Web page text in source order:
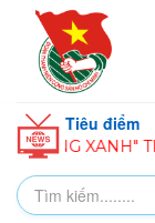
Tiêu điểm
XANH"